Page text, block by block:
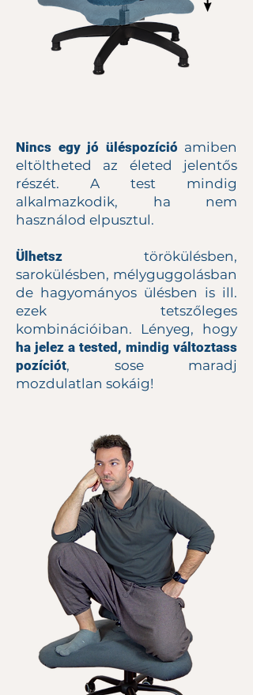
Nincs egy jó üléspozíció amiben
eltöltheted az életed jelentős
részét. A test mindig
alkalmazkodik, ha nem
használod elpusztul.
Ülhetsz törökülésben,
sarokülésben, mélyguggolásban
de hagyományos ülésben is ill.
ezek tetszőleges
kombinációiban. Lényeg, hogy
ha jelez a tested, mindig változtass
pozíciót, sose maradj
mozdulatlan sokáig!